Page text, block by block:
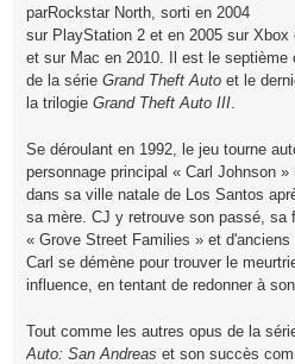
parRockstar North, sorti en 2004
sur PlayStation 2 et en 2005 sur Xbox
et sur Mac en 2010. Il est le septième
de la série Grand Theft Autoet le
la trilogie Grand Theft Auto III.
Se déroulant en 1992, le jeu tourne
personnage principal « Carl Johnson
dans sa ville natale de Los Santos
sa mère. CJ y retrouve son passé, sa
« Grove Street Families » et
Carl se démène pour trouver le
influence, en tentant de redonner à
Tout comme les autres opus de la
Auto: San Andreas et son succès